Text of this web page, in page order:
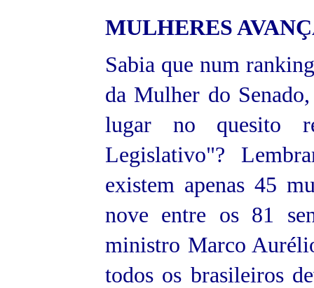
MULHERES
Sabia que num
da Mulher do
lugar no quesito
Legislativo"?
existem apenas 45
nove entre os 81
ministro Marco
todos os brasileiros